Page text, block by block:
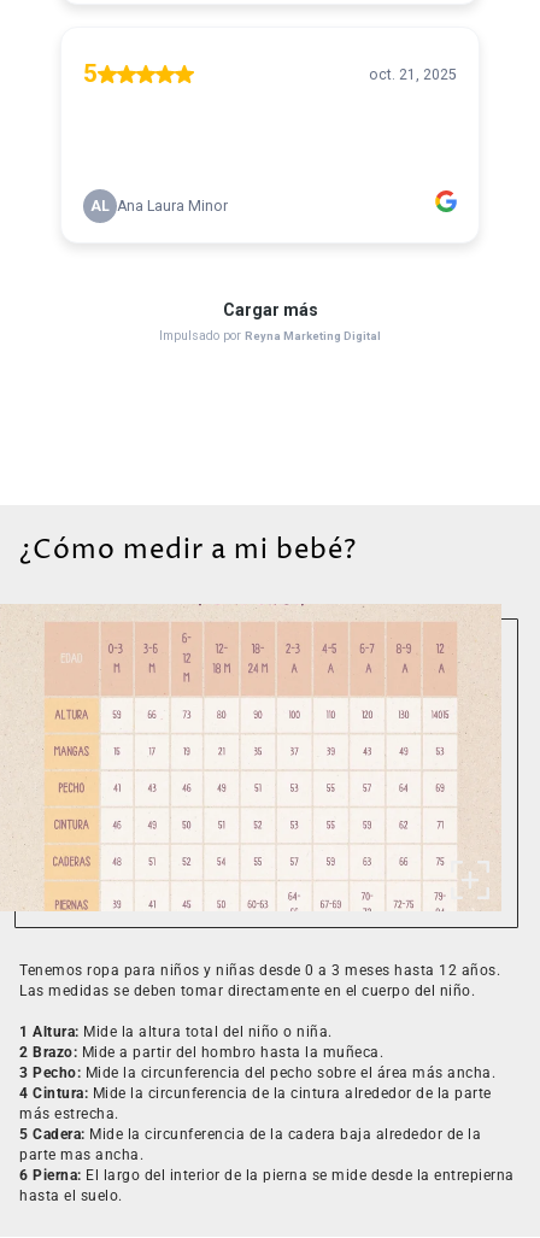
¿Cómo medir a mi bebé?
Tenemos ropa para niños y niñas desde 0 a 3 meses hasta 12 años.
Las medidas se deben tomar directamente en el cuerpo del niño.
1 Altura: Mide la altura total del niño o niña.
2 Brazo: Mide a partir del hombro hasta la muñeca.
3 Pecho: Mide la circunferencia del pecho sobre el área más ancha.
4 Cintura: Mide la circunferencia de la cintura alrededor de la parte
más estrecha.
5 Cadera: Mide la circunferencia de la cadera baja alrededor de la
parte mas ancha.
6 Pierna: El largo del interior de la pierna se mide desde la entrepierna
hasta el suelo.